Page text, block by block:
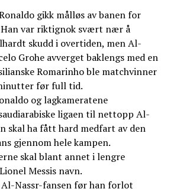
gikk målløs av banen for
Han var riktignok svært nær å
skudd i overtiden, men Al-
Grohe avverget baklengs med en
Romarinho ble matchvinner
før full tid.
og lagkameratene
ligaen til nettopp Al-
skal ha fått hard medfart av den
gjennom hele kampen.
skal blant annet i lengre
Messis navn.
Nassr-fansen før han forlot